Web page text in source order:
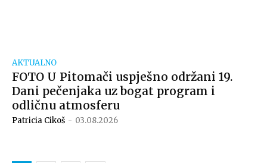
AKTUALNO
FOTO U Pitomači uspješno održani 19.
Dani pečenjaka uz bogat program i
odličnu atmosferu
Patricia Cikoš - 03.08.2026